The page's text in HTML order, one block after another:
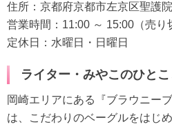
住所：京都府京都市左京区聖護
営業時間：11:00 ～ 15:00（売り
定休日：水曜日・日曜日
ライター・みやこのひとこ
岡崎エリアにある『ブラウニー
は、こだわりのベーグルをはじ